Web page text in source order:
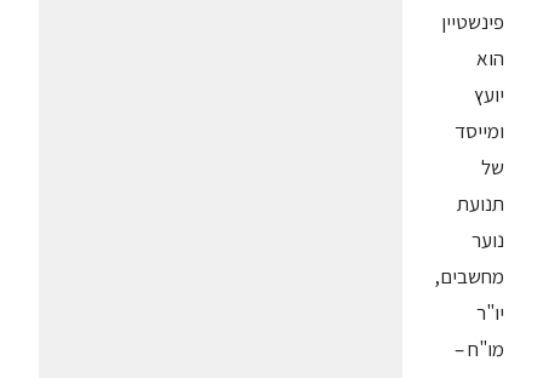
פינשטיין
הוא
יועץ
ומייסד
של
תנועת
נוער
מחשבים,
יו"ר
מו"ח –